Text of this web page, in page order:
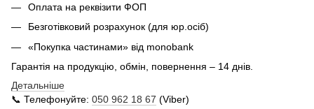
Оплата на реквізити ФОП
Безготівковий розрахунок (для юр.осіб)
«Покупка частинами» від monobank
Гарантія на продукцію, обмін, повернення – 14 днів.
Детальніше
📞 Телефонуйте: 050 962 18 67 (Viber)